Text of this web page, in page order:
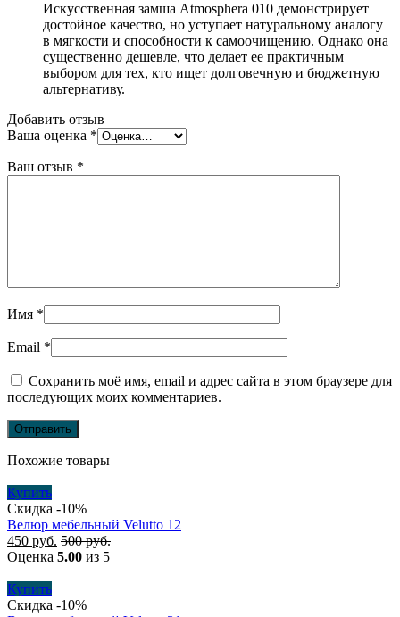
Искусственная замша Atmosphera 010 демонстрирует
достойное качество, но уступает натуральному аналогу
в мягкости и способности к самоочищению. Однако она
существенно дешевле, что делает ее практичным
выбором для тех, кто ищет долговечную и бюджетную
альтернативу.
Добавить отзыв
Ваша оценка *
Ваш отзыв *
Имя *
Email *
Сохранить моё имя, email и адрес сайта в этом браузере для
последующих моих комментариев.
Похожие товары
Купить
Скидка -10%
Велюр мебельный Velutto 12
450 руб. 500руб.
Оценка 5.00 из 5
Купить
Скидка -10%